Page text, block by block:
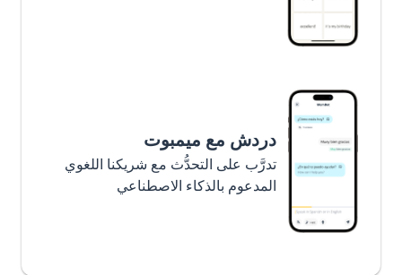
دردش مع ميمبوت
تدرَّب على التحدُّث مع شريكنا اللغوي
المدعوم بالذكاء الاصطناعي